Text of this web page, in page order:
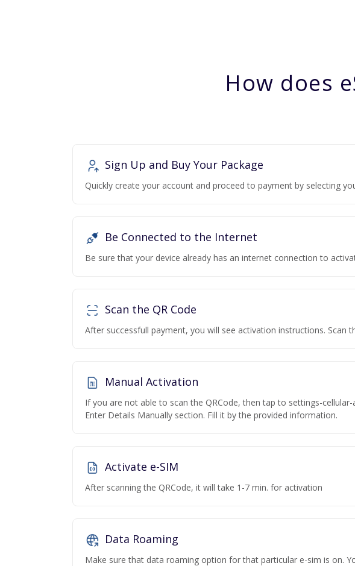
How does
Sign Up and Buy Your Package
Quickly create your account and proceed to payment by selecting
Be Connected to the Internet
Be sure that your device already has an internet connection to
Scan the QR Code
After successfull payment, you will see activation instructions. Scan
Manual Activation
If you are not able to scan the QRCode, then tap to settings-cellular-
Enter Details Manually section. Fill it by the provided information.
Activate e-SIM
After scanning the QRCode, it will take 1-7 min. for activation
Data Roaming
Make sure that data roaming option for that particular e-sim is on.